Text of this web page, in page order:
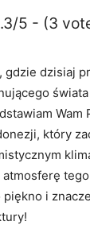
5 - (3
gdzie dzisiaj
Wam
który
i